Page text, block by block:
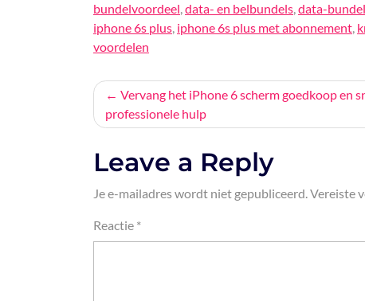
bundelvoordeel,data- en belbundels,data-
iphone 6s plus, iphone 6s plus met abonnement,
voordelen
Bericht
navigatie
Vervang het iPhone 6 scherm goedkoop en
professionele hulp
Leave a Reply
Je e-mailadres wordt niet gepubliceerd.Vereiste
Reactie *